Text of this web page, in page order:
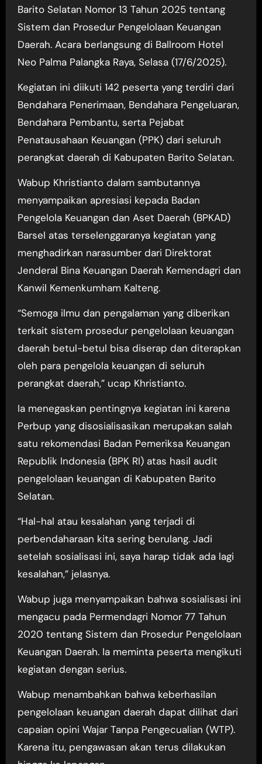
Barito Selatan Nomor 13 Tahun 2025 tentang
Sistem dan Prosedur Pengelolaan Keuangan
Daerah. Acara berlangsung di Ballroom Hotel
Neo Palma Palangka Raya, Selasa (17/6/2025).
Kegiatan ini diikuti 142 peserta yang terdiri dari
Bendahara Penerimaan, Bendahara Pengeluaran,
Bendahara Pembantu, serta Pejabat
Penatausahaan Keuangan (PPK) dari seluruh
perangkat daerah di Kabupaten Barito Selatan.
Wabup Khristianto dalam sambutannya
menyampaikan apresiasi kepada Badan
Pengelola Keuangan dan Aset Daerah (BPKAD)
Barsel atas terselenggaranya kegiatan yang
menghadirkan narasumber dari Direktorat
Jenderal Bina Keuangan Daerah Kemendagri dan
Kanwil Kemenkumham Kalteng.
“Semoga ilmu dan pengalaman yang diberikan
terkait sistem prosedur pengelolaan keuangan
daerah betul-betul bisa diserap dan diterapkan
oleh para pengelola keuangan di seluruh
perangkat daerah,” ucap Khristianto.
Ia menegaskan pentingnya kegiatan ini karena
Perbup yang disosialisasikan merupakan salah
satu rekomendasi Badan Pemeriksa Keuangan
Republik Indonesia (BPK RI) atas hasil audit
pengelolaan keuangan di Kabupaten Barito
Selatan.
“Hal-hal atau kesalahan yang terjadi di
perbendaharaan kita sering berulang. Jadi
setelah sosialisasi ini, saya harap tidak ada lagi
kesalahan,” jelasnya.
Wabup juga menyampaikan bahwa sosialisasi ini
mengacu pada Permendagri Nomor 77 Tahun
2020 tentang Sistem dan Prosedur Pengelolaan
Keuangan Daerah. Ia meminta peserta mengikuti
kegiatan dengan serius.
Wabup menambahkan bahwa keberhasilan
pengelolaan keuangan daerah dapat dilihat dari
capaian opini Wajar Tanpa Pengecualian (WTP).
Karena itu, pengawasan akan terus dilakukan